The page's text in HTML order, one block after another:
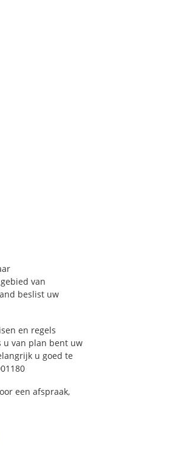
van
beslist uw
en regels
u van plan bent uw
u goed te
een afspraak,